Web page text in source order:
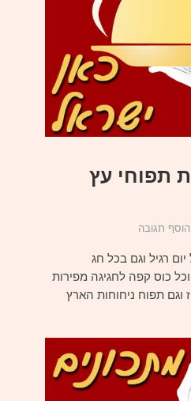
תפוחי עץ
הוסף תגובה
רגיל וגם בכל חג
כוס קפה לחגיגה מפירות
וגם תפוח ניחוחות הארץ